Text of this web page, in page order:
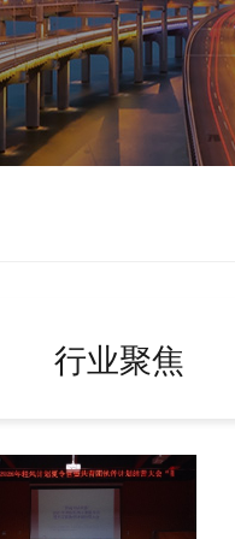
行业聚焦